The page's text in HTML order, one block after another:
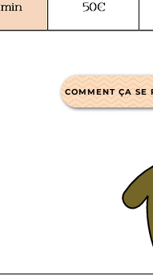
COMMENT ÇA SE